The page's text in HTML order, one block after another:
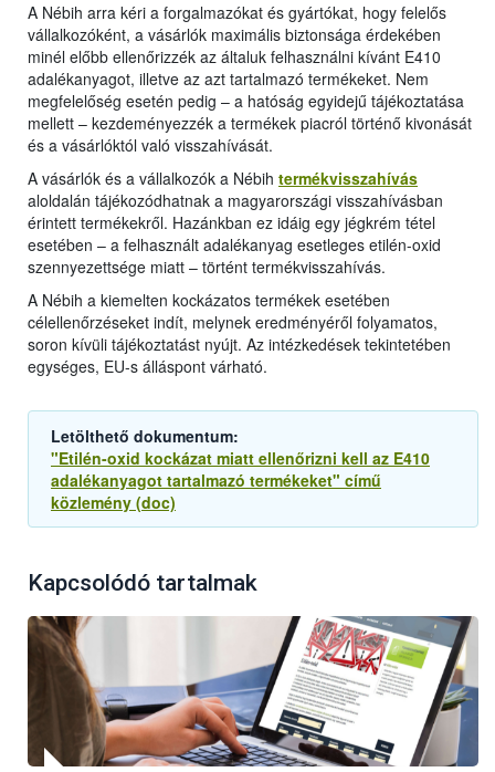
A Nébih arra kéri a forgalmazókat és gyártókat, hogy felelős
vállalkozóként, a vásárlók maximális biztonsága érdekében
minél előbb ellenőrizzék az általuk felhasználni kívánt E410
adalékanyagot, illetve az azt tartalmazó termékeket. Nem
megfelelőség esetén pedig – a hatóság egyidejű tájékoztatása
mellett – kezdeményezzék a termékek piacról történő kivonását
és a vásárlóktól való visszahívását.
A vásárlók és a vállalkozók a Nébih termékvisszahívás
aloldalán tájékozódhatnak a magyarországi visszahívásban
érintett termékekről. Hazánkban ez idáig egy jégkrém tétel
esetében – a felhasznált adalékanyag esetleges etilén-oxid
szennyezettsége miatt – történt termékvisszahívás.
A Nébih a kiemelten kockázatos termékek esetében
célellenőrzéseket indít, melynek eredményéről folyamatos,
soron kívüli tájékoztatást nyújt. Az intézkedések tekintetében
egységes, EU-s álláspont várható.
Letölthető dokumentum:
"Etilén-oxid kockázat miatt ellenőrizni kell az E410
adalékanyagot tartalmazó termékeket" című
közlemény (doc)
Kapcsolódó tartalmak